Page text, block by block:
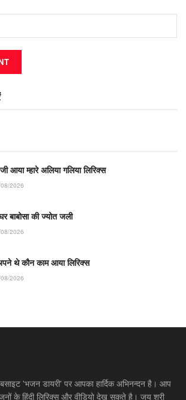
आया म्हारे अलिया गलिया लिरिक्स
2026
बाबोसा की ज्योत जली
2026
थे कौन काम आया लिरिक्स
2026
'भजन डायरी' पर आपका हार्दिक अभिनन्दन है। आप
के हिंदी लिरिक्स और वीडियो देख सकते है। जय श्री